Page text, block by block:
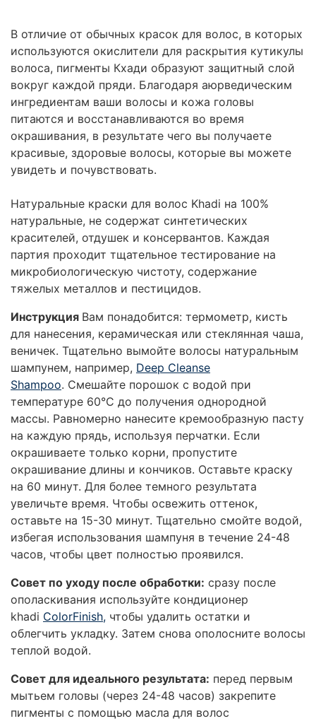
В отличие от обычных красок для волос, в которых
используются окислители для раскрытия кутикулы
волоса, пигменты Кхади образуют защитный слой
вокруг каждой пряди. Благодаря аюрведическим
ингредиентам ваши волосы и кожа головы
питаются и восстанавливаются во время
окрашивания, в результате чего вы получаете
красивые, здоровые волосы, которые вы можете
увидеть и почувствовать.
Натуральные краски для волос Khadi на 100%
натуральные, не содержат синтетических
красителей, отдушек и консервантов. Каждая
партия проходит тщательное тестирование на
микробиологическую чистоту, содержание
тяжелых металлов и пестицидов.
Инструкция Вам понадобится: термометр, кисть
для нанесения, керамическая или стеклянная чаша,
веничек. Тщательно вымойте волосы натуральным
шампунем, например, Deep Cleanse
Shampoo. Смешайте порошок с водой при
температуре 60°C до получения однородной
массы. Равномерно нанесите кремообразную пасту
на каждую прядь, используя перчатки. Если
окрашиваете только корни, пропустите
окрашивание длины и кончиков. Оставьте краску
на 60 минут. Для более темного результата
увеличьте время. Чтобы освежить оттенок,
оставьте на 15-30 минут. Тщательно смойте водой,
избегая использования шампуня в течение 24-48
часов, чтобы цвет полностью проявился.
Совет по уходу после обработки: сразу после
ополаскивания используйте кондиционер
khadi ColorFinish, чтобы удалить остатки и
облегчить укладку. Затем снова ополосните волосы
теплой водой.
Совет для идеального результата: перед первым
мытьем головы (через 24-48 часов) закрепите
пигменты с помощью масла для волос